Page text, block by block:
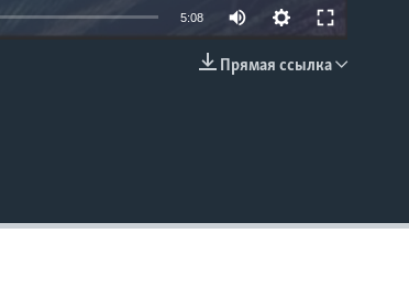
5:08
Прямая ссылка